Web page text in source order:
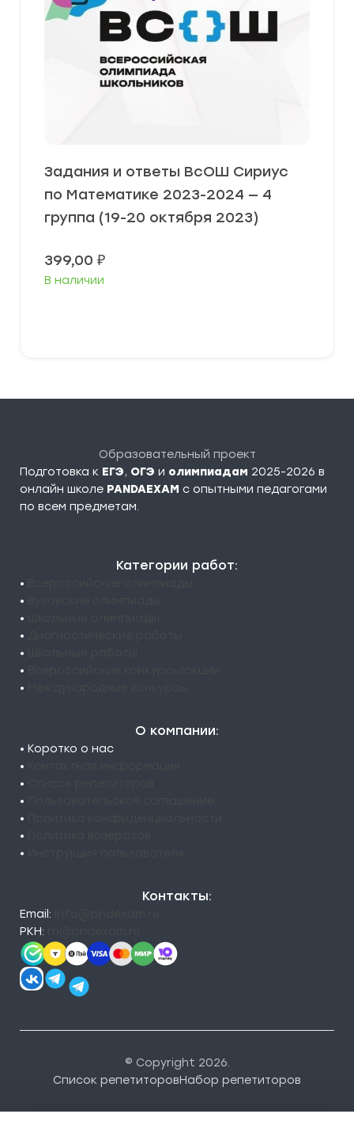
Задания и ответы ВсОШ Сириус
по Математике 2023-2024 — 4
группа (19-20 октября 2023)
399,00 ₽
В наличии
Образовательный проект
Подготовка к ЕГЭ, ОГЭ и олимпиадам 2025-2026 в
онлайн школе PANDAEXAM c опытными педагогами
по всем предметам.
Категории работ:
•
•
•
•
•
•
•
О компании:
• Коротко о нас
•
•
•
•
•
•
Контакты:
Email:
РКН:
© Copyright 2026.
Список репетиторовНабор репетиторов